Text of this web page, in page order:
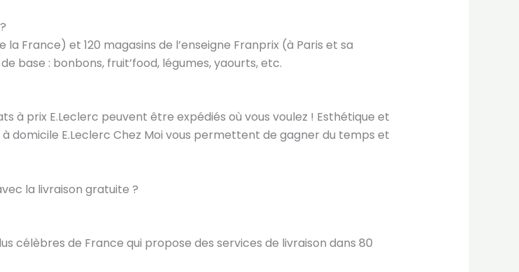
France) et 120 magasins de l’enseigne Franprix (à Paris et sa
base : bonbons, fruit’food, légumes, yaourts, etc.
à prix E.Leclerc peuvent être expédiés où vous voulez ! Esthétique et
domicile E.Leclerc Chez Moi vous permettent de gagner du temps et
la livraison gratuite ?
célèbres de France qui propose des services de livraison dans 80